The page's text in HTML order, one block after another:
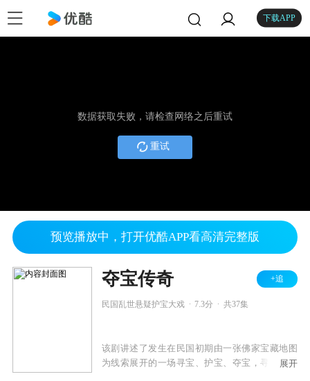
下载APP
数据获取失败，请检查网络之后重试
重试
预览播放中，打开优酷APP看高清完整版
夺宝传奇 +追
民国乱世悬疑护宝大戏 7.3分 共37集
该剧讲述了发生在民国初期由一张佛家宝藏地图
为线索展开的一场寻宝、护宝、夺宝，寻宝队、
展开